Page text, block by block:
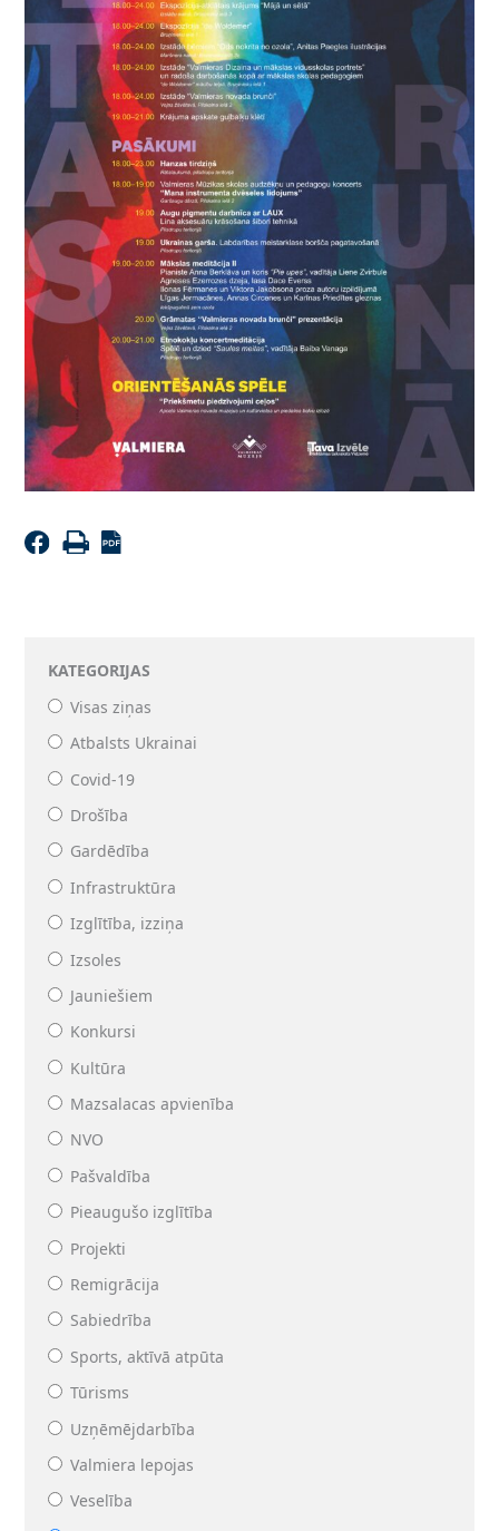
KATEGORIJAS
Visas ziņas
Atbalsts Ukrainai
Covid-19
Drošība
Gardēdība
Infrastruktūra
Izglītība, izziņa
Izsoles
Jauniešiem
Konkursi
Kultūra
Mazsalacas apvienība
NVO
Pašvaldība
Pieaugušo izglītība
Projekti
Remigrācija
Sabiedrība
Sports, aktīvā atpūta
Tūrisms
Uzņēmējdarbība
Valmiera lepojas
Veselība